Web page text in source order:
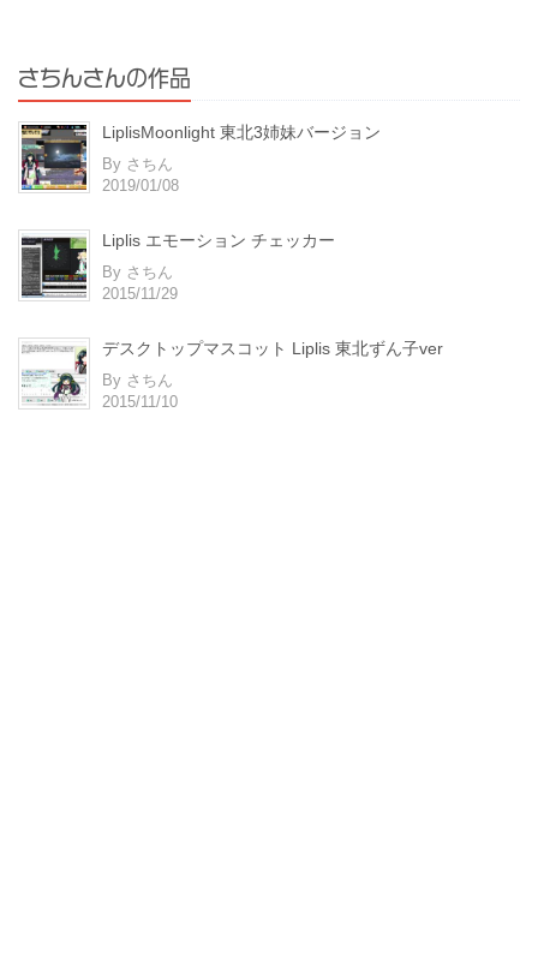
さちんさんの作品
LiplisMoonlight 東北3姉妹バージョン
By さちん
2019/01/08
Liplis エモーション チェッカー
By さちん
2015/11/29
デスクトップマスコット Liplis 東北ずん子ver
By さちん
2015/11/10